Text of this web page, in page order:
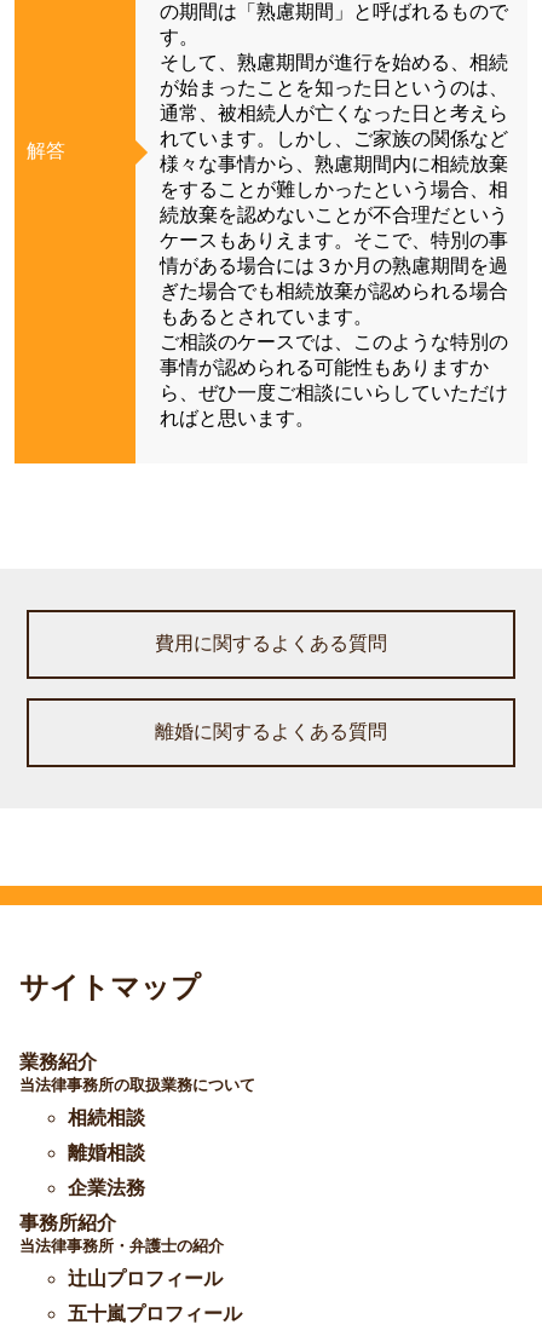
解答
の期間は「熟慮期間」と呼ばれるもので
す。
そして、熟慮期間が進行を始める、相続
が始まったことを知った日というのは、
通常、被相続人が亡くなった日と考えら
れています。しかし、ご家族の関係など
様々な事情から、熟慮期間内に相続放棄
をすることが難しかったという場合、相
続放棄を認めないことが不合理だという
ケースもありえます。そこで、特別の事
情がある場合には３か月の熟慮期間を過
ぎた場合でも相続放棄が認められる場合
もあるとされています。
ご相談のケースでは、このような特別の
事情が認められる可能性もありますか
ら、ぜひ一度ご相談にいらしていただけ
ればと思います。
費用に関するよくある質問
離婚に関するよくある質問
サイトマップ
業務紹介
当法律事務所の取扱業務について
相続相談
離婚相談
企業法務
事務所紹介
当法律事務所・弁護士の紹介
辻山プロフィール
五十嵐プロフィール